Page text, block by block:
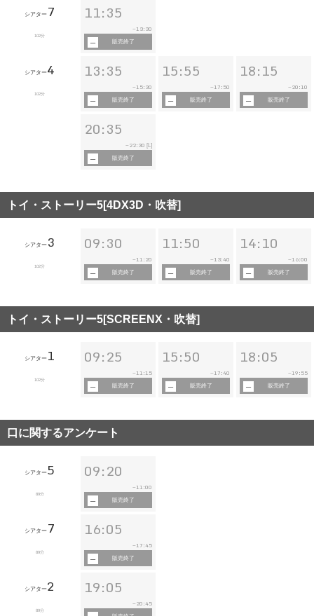
シアター 7
102分
11:35
~13:30
販売終了
シアター4
102分
13:35
~15:30
販売終了
15:55
~17:50
販売終了
18:15
~ 20:10
販売終了
20:35
~ 22:30 [L]
販売終了
トイ・ストーリー5[4DX3D・吹替]
シアター 3
102分
09:30
~ 11:20
販売終了
11:50
~ 13:40
販売終了
14:10
~ 16:00
販売終了
トイ・ストーリー5[SCREENX・吹替]
シアター 1
102分
09:25
~11:15
販売終了
15:50
~17:40
販売終了
18:05
~19:55
販売終了
口に関するアンケート
シアター5
89分
09:20
~11:00
販売終了
シアター 7
89分
16:05
~17:45
販売終了
シアター2
89分
19:05
~ 20:45